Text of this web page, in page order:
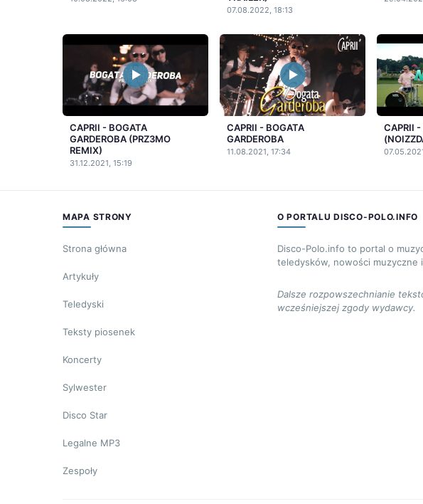
07.08.2022, 18:13
CAPRII - BOGATA
GARDEROBA (PRZ3MO
REMIX)
31.12.2021, 15:19
CAPRII - BOGATA
GARDEROBA
11.08.2021, 17:34
CAPRII
MAPA STRONY
Strona główna
Artykuły
Teledyski
Teksty piosenek
Koncerty
Sylwester
Disco Star
Legalne MP3
Zespoły
O PORTALU DISCO-POLO.INFO
Disco-Polo.info to portal o
teledysków, nowości muzyczne
Dalsze rozpowszechnianie
wcześniejszej zgody wydawcy.